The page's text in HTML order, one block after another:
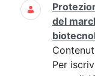
del
Per